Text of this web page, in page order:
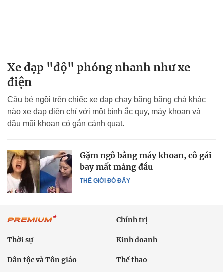
Xe đạp "độ" phóng nhanh như xe
điện
Cậu bé ngồi trên chiếc xe đạp chạy băng băng chả khác
nào xe đạp điện chỉ với một bình ắc quy, máy khoan và
đầu mũi khoan có gắn cánh quạt.
THẾ GIỚI ĐÓ ĐÂY
Gặm ngô bằng máy khoan, cô gái
bay mất mảng đầu
Chính trị
Thời sự Kinh doanh
Dân tộc và Tôn giáo Thể thao